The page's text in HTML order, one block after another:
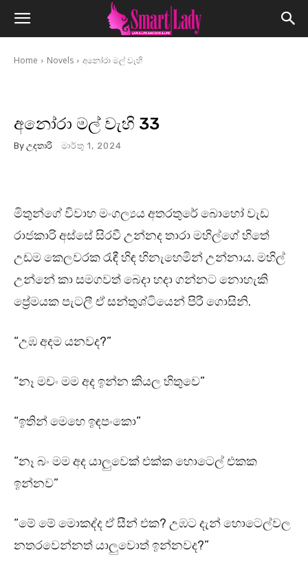
Home Novels අනෝරා මල් වැහි
අනෝරා මල් වැහි 33
By උදතාරි මාර්තු 1, 2024
මිතුන්ගේ විවාහ මංගල්‍යය අතරතුරේ බොහෝ වැඩ
රාජකාරි අස්සේ සිරවී උන්නද තාරා මහිල්ගේ හිතේ
උඩම කෙලවරක රැඳී හිඳ හිනැහෙමින් උන්නාය. මහිල්
උන්නේ කා සමගවත් බෙදා හදා ගන්නට නොහැකි
ප්‍රේමයක පැටලී ඒ සන්තුශ්ටියෙන් පිරී ගොසිනි.
“උඹ අදම යනවද?”
“නෑ මචං මම අද ඉන්න කියල හිතුවෙ”
“ඉතින් මෙහෙ ඉඳපංකො”
“නෑ බං මම අද යාලුවෙක් එක්ක හොටෙල් එකක
ඉන්නව”
“මේ මේ මොකද්ද ඒ සීන් එක? උඹට දැන් හොටෙල්වල
නතරවෙන්නත් යාලුවොත් ඉන්නවද?”